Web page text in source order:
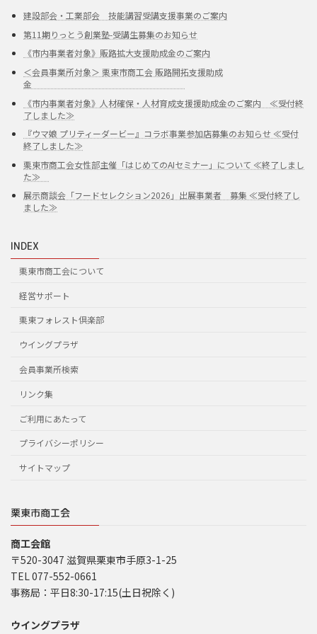
建設部会・工業部会 技能講習受講支援事業のご案内
第11期りっとう創業塾-受講生募集のお知らせ
《市内事業者対象》販路拡大支援助成金のご案内
＜会員事業所対象＞ 栗東市商工会 販路開拓支援助成
金
《市内事業者対象》人材確保・人材育成支援援助成金のご案内 ≪受付終
了しました≫
『ウマ娘 プリティーダービー』コラボ事業参加店募集のお知らせ ≪受付
終了しました≫
栗東市商工会女性部主催「はじめてのAIセミナー」について ≪終了しまし
た≫
展示商談会「フードセレクション2026」出展事業者 募集 ≪受付終了し
ました≫
INDEX
栗東市商工会について
経営サポート
栗東フォレスト倶楽部
ウイングプラザ
会員事業所検索
リンク集
ご利用にあたって
プライバシーポリシー
サイトマップ
栗東市商工会
商工会館
〒520-3047 滋賀県栗東市手原3-1-25
TEL 077-552-0661
事務局：平日8:30-17:15(土日祝除く)
ウイングプラザ